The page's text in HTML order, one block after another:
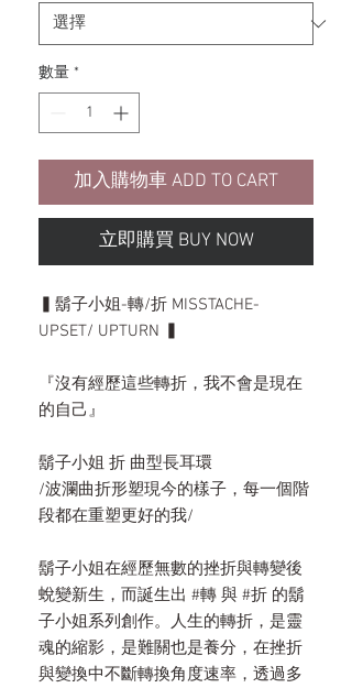
數量 *
加入購物車 ADD TO CART
立即購買 BUY NOW
▍鬍子小姐-轉/折 MISSTACHE-
UPSET/ UPTURN ▍
『沒有經歷這些轉折，我不會是現在
的自己』
鬍子小姐 折 曲型長耳環
/波瀾曲折形塑現今的樣子，每一個階
段都在重塑更好的我/
鬍子小姐在經歷無數的挫折與轉變後
蛻變新生，而誕生出 #轉 與 #折 的鬍
子小姐系列創作。人生的轉折，是靈
魂的縮影，是難關也是養分，在挫折
與變換中不斷轉換角度速率，透過多